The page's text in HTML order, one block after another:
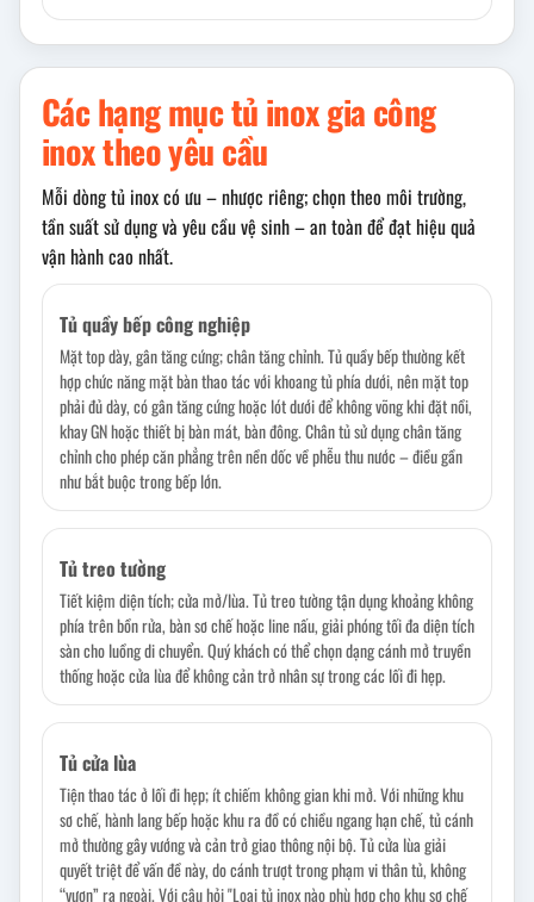
Các hạng mục tủ inox gia công
inox theo yêu cầu
Mỗi dòng tủ inox có ưu – nhược riêng; chọn theo môi trường,
tần suất sử dụng và yêu cầu vệ sinh – an toàn để đạt hiệu quả
vận hành cao nhất.
Tủ quầy bếp công nghiệp
Mặt top dày, gân tăng cứng; chân tăng chỉnh. Tủ quầy bếp thường kết
hợp chức năng mặt bàn thao tác với khoang tủ phía dưới, nên mặt top
phải đủ dày, có gân tăng cứng hoặc lót dưới để không võng khi đặt nồi,
khay GN hoặc thiết bị bàn mát, bàn đông. Chân tủ sử dụng chân tăng
chỉnh cho phép căn phẳng trên nền dốc về phễu thu nước – điều gần
như bắt buộc trong bếp lớn.
Tủ treo tường
Tiết kiệm diện tích; cửa mở/lùa. Tủ treo tường tận dụng khoảng không
phía trên bồn rửa, bàn sơ chế hoặc line nấu, giải phóng tối đa diện tích
sàn cho luồng di chuyển. Quý khách có thể chọn dạng cánh mở truyền
thống hoặc cửa lùa để không cản trở nhân sự trong các lối đi hẹp.
Tủ cửa lùa
Tiện thao tác ở lối đi hẹp; ít chiếm không gian khi mở. Với những khu
sơ chế, hành lang bếp hoặc khu ra đồ có chiều ngang hạn chế, tủ cánh
mở thường gây vướng và cản trở giao thông nội bộ. Tủ cửa lùa giải
quyết triệt để vấn đề này, do cánh trượt trong phạm vi thân tủ, không
“vươn” ra ngoài. Với câu hỏi "Loại tủ inox nào phù hợp cho khu sơ chế